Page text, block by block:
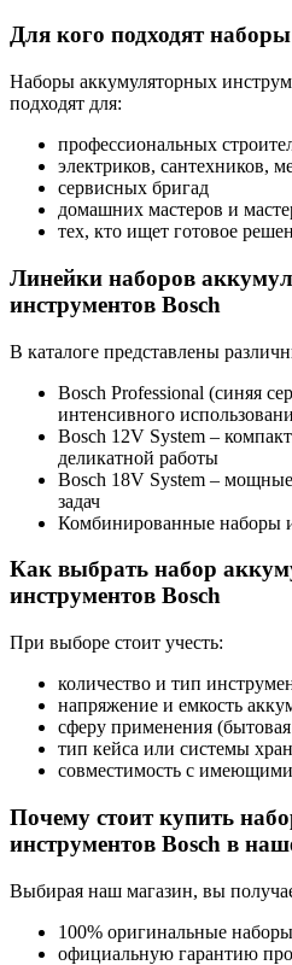
Для кого подходят
Наборы аккумуляторных
подходят для:
профессиональных
электриков, сантехников,
сервисных бригад
домашних мастеров и
тех, кто ищет готовое
Линейки наборов
инструментов Bosch
В каталоге представлены
Bosch Professional (синяя
интенсивного
Bosch 12V System –
деликатной работы
Bosch 18V System –
задач
Комбинированные наборы
Как выбрать набор
инструментов Bosch
При выборе стоит учесть:
количество и тип
напряжение и емкость
сферу применения
тип кейса или системы
совместимость с
Почему стоит купить
инструментов Bosch в
Выбирая наш магазин, вы
100% оригинальные
официальную гарантию